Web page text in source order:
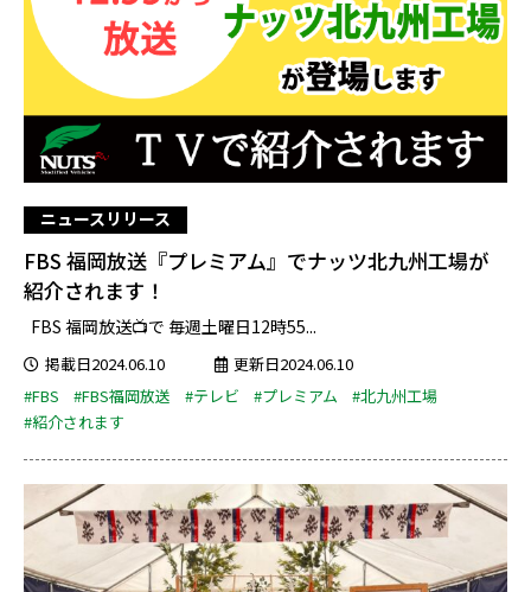
ニュースリリース
FBS 福岡放送『プレミアム』でナッツ北九州工場が
紹介されます！
FBS 福岡放送📺で 毎週土曜日12時55...
掲載日2024.06.10
更新日2024.06.10
#FBS
#FBS福岡放送 #テレビ #プレミアム
#北九州工場
#紹介されます